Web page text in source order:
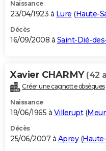
Naissance
23/04/1923 à Lure (Haute-
Décès
16/09/2008 à Saint-Dié-
Xavier CHARMY (42
Créer une cagnotte obsèques
Naissance
19/06/1965 à Villerupt(
Décès
25/06/2007 à Aprey(